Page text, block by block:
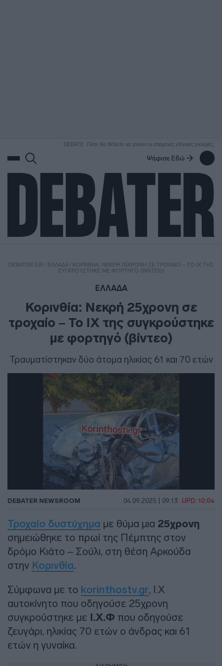
DEBATE: Πότε θα θέλατε να γίνουν οι επόμενες εθνικές εκλογές;
Ψήφισε Εδώ
DEBATER.GR / ΕΛΛΑΔΑ/ ΚΟΡΙΝΘΊΑ: ΝΕΚΡΉ 25ΧΡΟΝΗ ΣΕ ΤΡΟΧΑΊΟ – ΤΟ ΙΧ ΤΗΣ
ΣΥΓΚΡΟΎΣΤΗΚΕ ΜΕ ΦΟΡΤΗΓΌ (ΒΊΝΤΕΟ)
ΕΛΛΑΔΑ
Κορινθία: Νεκρή 25χρονη σε
τροχαίο – Το ΙΧ της συγκρούστηκε
με φορτηγό (βίντεο)
Τραυματίστηκαν δύο άτομα ηλικίας 61 και 70 ετών
DEBATER NEWSROOM 04.09.2025 | 09:13 UPD: 10:04
Τροχαίο δυστύχημα με θύμα μια 25χρονη
σημειώθηκε το πρωί της Πέμπτης στον
δρόμο Κιάτο – Σούλι, στη θέση Αρκούδα
στην Κορινθία.
Σύμφωνα με το korinthostv.gr, Ι.Χ
αυτοκίνητο που οδηγούσε 25χρονη
συγκρούστηκε με
Ι.Χ.Φ που οδηγούσε
ζευγάρι, ηλικίας 70 ετών ο άνδρας και 61
ετών η γυναίκα.